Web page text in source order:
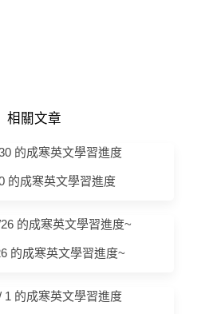
相關文章
的成寒英文學習進度
的成寒英文學習進度~